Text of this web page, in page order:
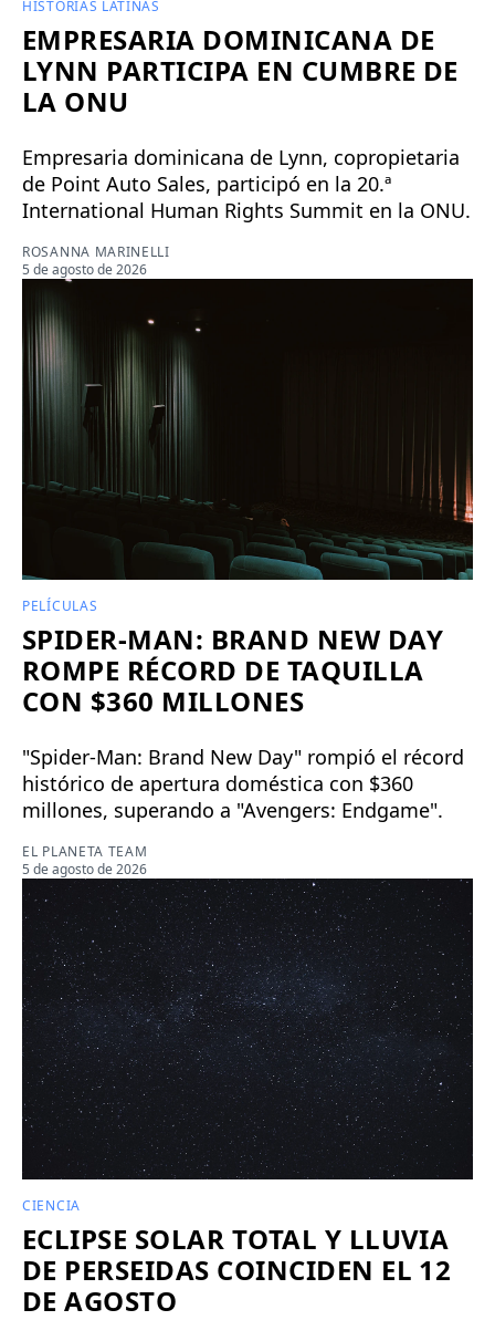
HISTORIAS LATINAS
EMPRESARIA DOMINICANA DE
LYNN PARTICIPA EN CUMBRE DE
LA ONU
Empresaria dominicana de Lynn, copropietaria
de Point Auto Sales, participó en la 20.ª
International Human Rights Summit en la ONU.
ROSANNA MARINELLI
5 de agosto de 2026
PELÍCULAS
SPIDER-MAN: BRAND NEW DAY
ROMPE RÉCORD DE TAQUILLA
CON $360 MILLONES
"Spider-Man: Brand New Day" rompió el récord
histórico de apertura doméstica con $360
millones, superando a "Avengers: Endgame".
EL PLANETA TEAM
5 de agosto de 2026
CIENCIA
ECLIPSE SOLAR TOTAL Y LLUVIA
DE PERSEIDAS COINCIDEN EL 12
DE AGOSTO